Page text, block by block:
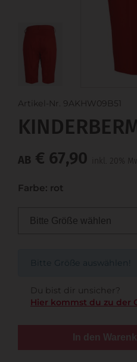
Artikel-Nr. 9AKHW09B51
AB € 67,90 inkl. 20%
Farbe: rot
Bitte Größe auswählen!
Du bist dir unsicher?
Hier kommst du zu der
In den